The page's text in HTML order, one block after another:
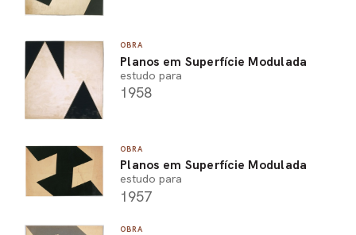
OBRA
Planos em Superfície Modulada
estudo para
1958
OBRA
Planos em Superfície Modulada
estudo para
1957
OBRA